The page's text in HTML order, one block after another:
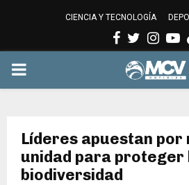
CIENCIA Y TECNOLOGÍA
Facebook
Twitter
PRIMARY
Líderes apuestan
unidad para proteger
biodiversidad